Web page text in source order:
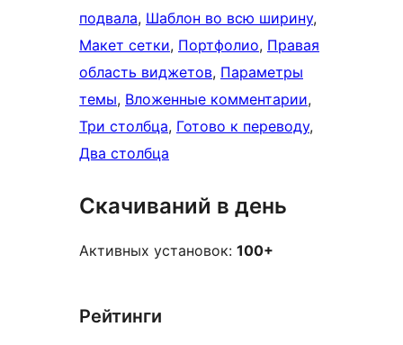
подвала, Шаблон во всю ширину
Макет сетки, Портфолио, Правая
область виджетов, Параметры
темы, Вложенные комментарии
Три столбца, Готово к переводу
Два столбца
Скачиваний в день
Активных установок: 100+
Рейтинги